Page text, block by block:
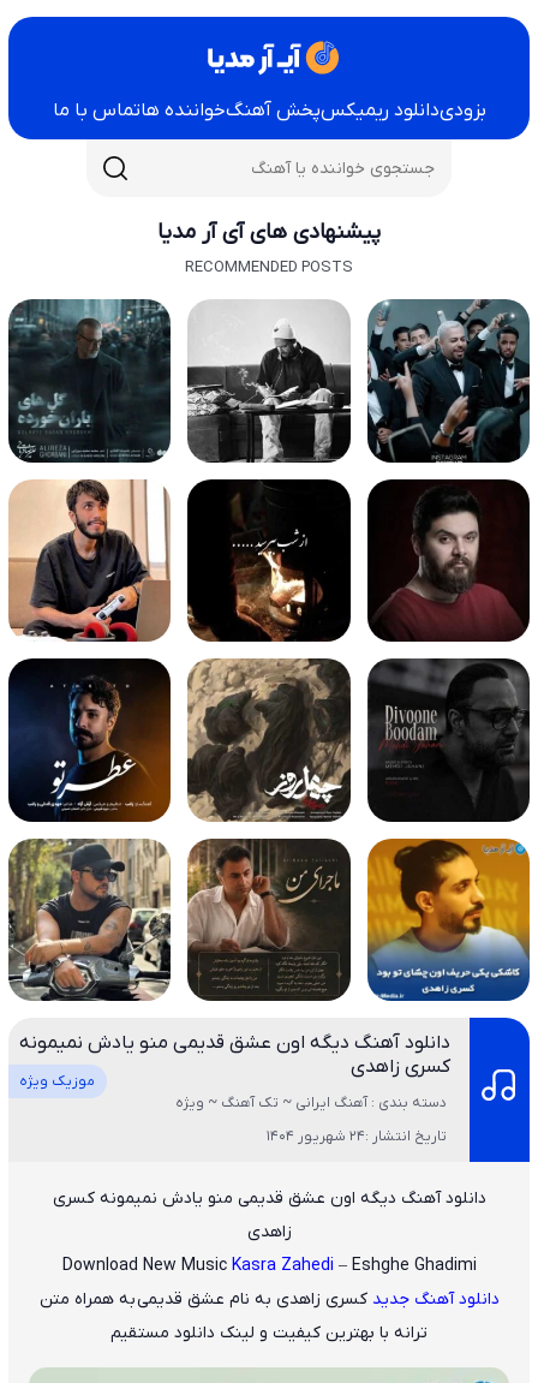
بزودیدانلود ریمیکسپخش آهنگخواننده هاتماس با ما
پیشنهادی های آی آر مدیا
RECOMMENDED POSTS
دانلود آهنگ دیگه اون عشق قدیمی منو یادش نمیمونه
کسری زاهدی
موزیک ویژه
دسته بندی : آهنگ ایرانی ~ تک آهنگ ~ ویژه
تاریخ انتشار :24 شهریور 1404
دانلود آهنگ دیگه اون عشق قدیمی منو یادش نمیمونه کسری
زاهدی
Download New MusicKasra Zahedi – Eshghe Ghadimi
دانلود آهنگ جدید کسری زاهدی به نام عشق قدیمیبه همراه متن
ترانه با بهترین کیفیت و لینک دانلود مستقیم